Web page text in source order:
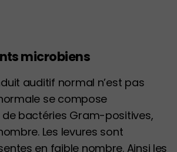
microbiens
auditif normal n’est pas
se compose
bactéries Gram-positives,
Les levures sont
en faible nombre. Ainsi les